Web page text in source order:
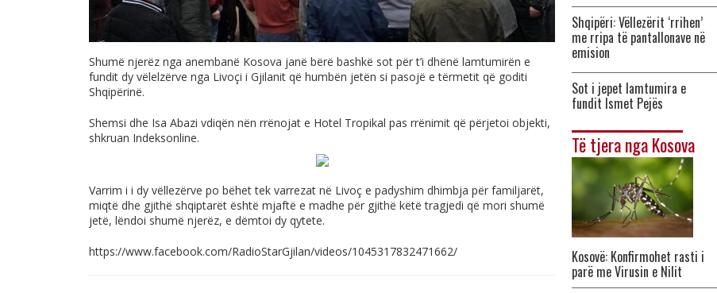
Shumë njerëz nga anembanë Kosova janë bërë bashkë sot për t’i dhënë lamtumirën e
fundit dy vëlelzërve nga Livoçi i Gjilanit që humbën jetën si pasojë e tërmetit që goditi
Shqipërinë.
Shemsi dhe Isa Abazi vdiqën nën rrënojat e Hotel Tropikal pas rrënimit që përjetoi objekti,
shkruan Indeksonline.
Varrim i i dy vëllezërve po bëhet tek varrezat në Livoç e padyshim dhimbja për familjarët,
miqtë dhe gjithë shqiptarët është mjaftë e madhe për gjithë këtë tragjedi që mori shumë
jetë, lëndoi shumë njerëz, e dëmtoi dy qytete.
https://www.facebook.com/RadioStarGjilan/videos/1045317832471662/
Shqipëri: Vëllezërit ‘rrihen’
me rripa të pantallonave në
emision
Sot i jepet lamtumira e
fundit Ismet Pejës
Të tjera nga Kosova
Kosovë: Konfirmohet rasti i
parë me Virusin e Nilit